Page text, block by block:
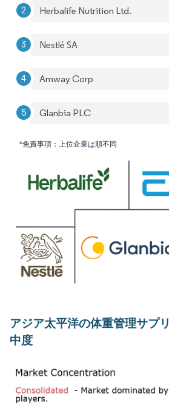
Herbalife Nutrition Ltd.
Nestlé SA
Amway Corp
Glanbia PLC
*免責事項：上位企業は順不同
アジア太平洋の体重管理サプ
中度